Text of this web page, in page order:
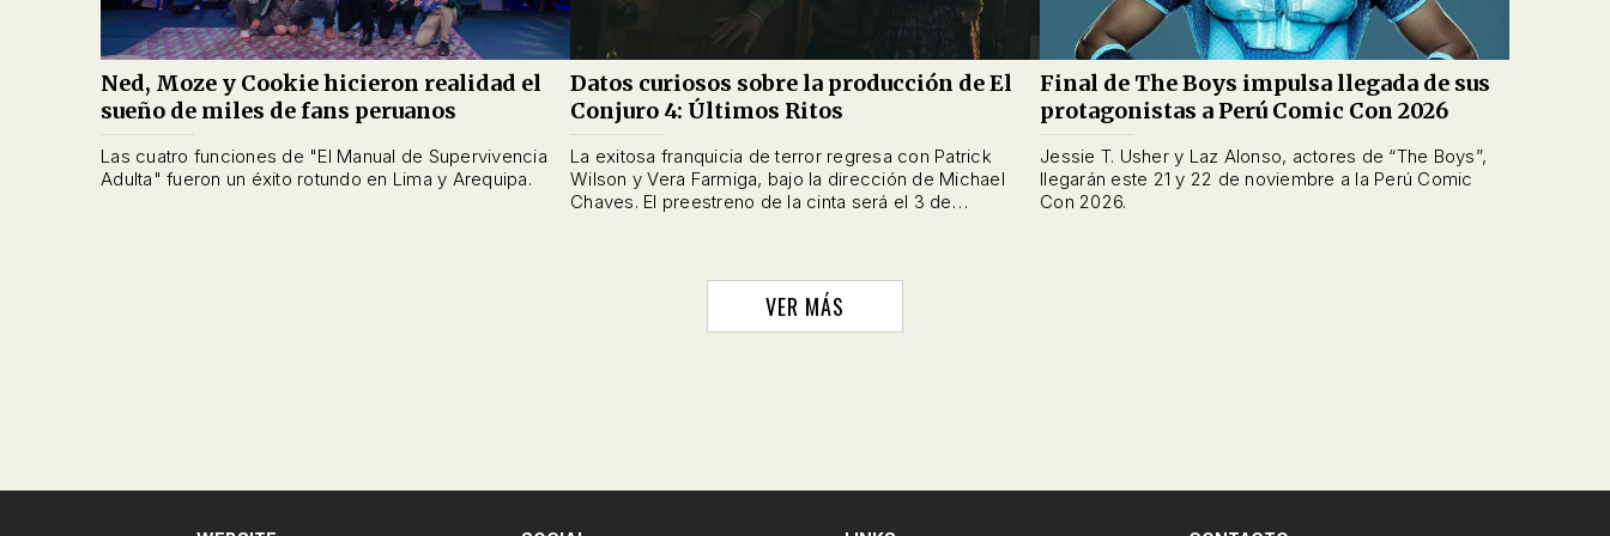
Ned, Moze y Cookie hicieron realidad el
sueño de miles de fans peruanos
Las cuatro funciones de "El Manual de Supervivencia
Adulta" fueron un éxito rotundo en Lima y Arequipa.
Datos curiosos sobre la producción de El
Conjuro 4: Últimos Ritos
La exitosa franquicia de terror regresa con Patrick
Wilson y Vera Farmiga, bajo la dirección de Michael
Chaves. El preestreno de la cinta será el 3 de
Final de The Boys impulsa llegada de sus
protagonistas a Perú Comic Con 2026
Jessie T. Usher y Laz Alonso, actores de “The Boys”,
llegarán este 21 y 22 de noviembre a la Perú Comic
Con 2026.
VER MÁS